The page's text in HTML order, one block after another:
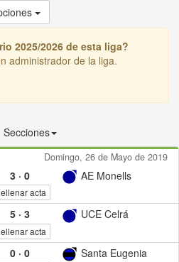
2025/2026 de esta liga?
administrador de la liga.
Secciones
Domingo, 26 de Mayo de 2019
3· 0 AE Monells
acta
5· 3 UCE Celrá
acta
0· 0 Santa Eugenia